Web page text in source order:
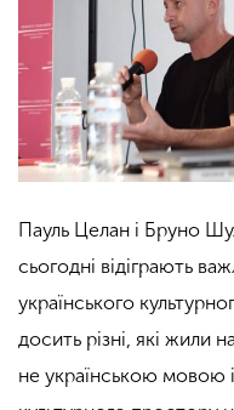
Пауль Целан і Бруно
сьогодні відіграють
українського
досить різні, які жили
не українською мовою